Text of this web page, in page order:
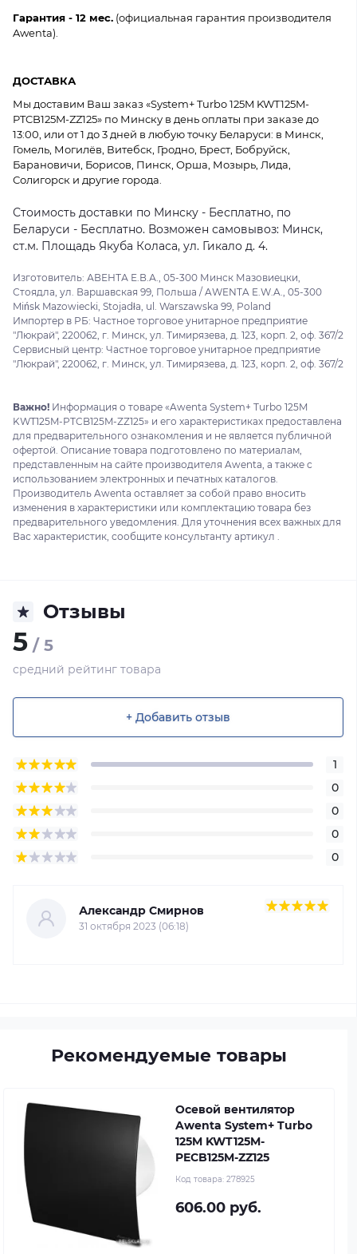
Гарантия - 12 мес. (официальная гарантия производителя
Awenta).
ДОСТАВКА
Мы доставим Ваш заказ «System+ Turbo 125M KWT125M-
PTCB125M-ZZ125» по Минску в день оплаты при заказе до
13:00, или от 1 до 3 дней в любую точку Беларуси: в Минск,
Гомель, Могилёв, Витебск, Гродно, Брест, Бобруйск,
Барановичи, Борисов, Пинск, Орша, Мозырь, Лида,
Солигорск и другие города.
Стоимость доставки по Минску - Бесплатно, по
Беларуси - Бесплатно. Возможен самовывоз: Минск,
ст.м. Площадь Якуба Коласа, ул. Гикало д. 4.
Изготовитель: АВЕНТА Е.В.А., 05-300 Минск Мазовиецки,
Стоядла, ул. Варшавская 99, Польша / AWENTA E.W.A., 05-300
Mińsk Mazowiecki, Stojadła, ul. Warszawska 99, Poland
Импортер в РБ: Частное торговое унитарное предприятие
"Люкрай", 220062, г. Минск, ул. Тимирязева, д. 123, корп. 2, оф. 367/2
Сервисный центр: Частное торговое унитарное предприятие
"Люкрай", 220062, г. Минск, ул. Тимирязева, д. 123, корп. 2, оф. 367/2
Важно! Информация о товаре «Awenta System+ Turbo 125M
KWT125M-PTCB125M-ZZ125» и его характеристиках предоставлена
для предварительного ознакомления и не является публичной
офертой. Описание товара подготовлено по материалам,
представленным на сайте производителя Awenta, а также с
использованием электронных и печатных каталогов.
Производитель Awenta оставляет за собой право вносить
изменения в характеристики или комплектацию товара без
предварительного уведомления. Для уточнения всех важных для
Вас характеристик, сообщите консультанту артикул .
Отзывы
5 / 5
средний рейтинг товара
+ Добавить отзыв
1
0
0
0
0
Александр Смирнов
31 октября 2023 (06:18)
Рекомендуемые товары
Осевой вентилятор
Awenta System+ Turbo
125M KWT125M-
PECB125M-ZZ125
Код товара: 278925
606.00 руб.